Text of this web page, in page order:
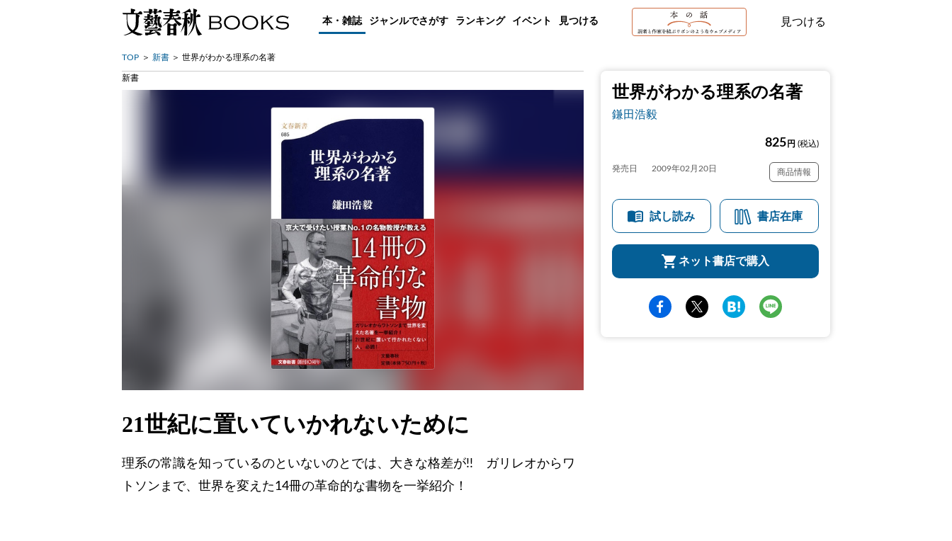
本・雑誌 ジャンルでさがす ランキング イベント 見つける 見つける
TOP 新書 世界がわかる理系の名著
世界がわかる理系の名著
鎌田浩毅
825 円 (税込)
発売日 2009年02月20日 商品情報
試し読み 書店在庫
ネット書店で購入
新書
21世紀に置いていかれないために
理系の常識を知っているのといないのとでは、大きな格差が!! ガリレオからワ
トソンまで、世界を変えた14冊の革命的な書物を一挙紹介！